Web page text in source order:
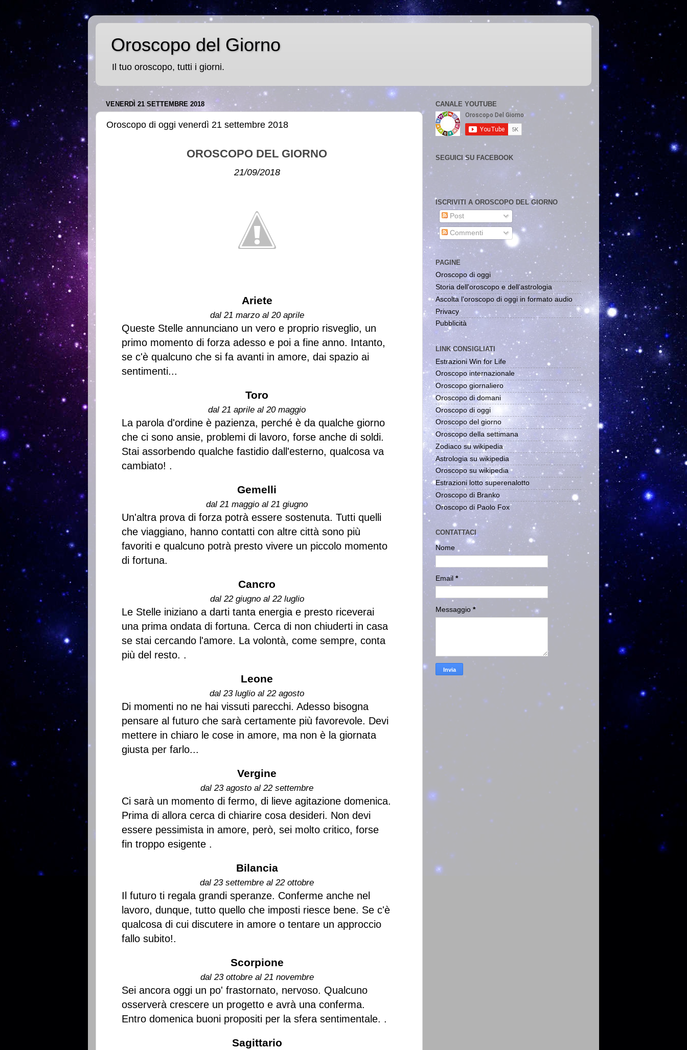
Oroscopo del Giorno
Il tuo oroscopo, tutti i giorni.
VENERDÌ 21 SETTEMBRE 2018
Oroscopo di oggi venerdì 21 settembre 2018
OROSCOPO DEL GIORNO
21/09/2018
Ariete
dal 21 marzo al 20 aprile
Queste Stelle annunciano un vero e proprio risveglio, un
primo momento di forza adesso e poi a fine anno. Intanto,
se c'è qualcuno che si fa avanti in amore, dai spazio ai
sentimenti...
Toro
dal 21 aprile al 20 maggio
La parola d'ordine è pazienza, perché è da qualche giorno
che ci sono ansie, problemi di lavoro, forse anche di soldi.
Stai assorbendo qualche fastidio dall'esterno, qualcosa va
cambiato! .
Gemelli
dal 21 maggio al 21 giugno
Un'altra prova di forza potrà essere sostenuta. Tutti quelli
che viaggiano, hanno contatti con altre città sono più
favoriti e qualcuno potrà presto vivere un piccolo momento
di fortuna.
Cancro
dal 22 giugno al 22 luglio
Le Stelle iniziano a darti tanta energia e presto riceverai
una prima ondata di fortuna. Cerca di non chiuderti in casa
se stai cercando l'amore. La volontà, come sempre, conta
più del resto. .
Leone
dal 23 luglio al 22 agosto
Di momenti no ne hai vissuti parecchi. Adesso bisogna
pensare al futuro che sarà certamente più favorevole. Devi
mettere in chiaro le cose in amore, ma non è la giornata
giusta per farlo...
Vergine
dal 23 agosto al 22 settembre
Ci sarà un momento di fermo, di lieve agitazione domenica.
Prima di allora cerca di chiarire cosa desideri. Non devi
essere pessimista in amore, però, sei molto critico, forse
fin troppo esigente .
Bilancia
dal 23 settembre al 22 ottobre
Il futuro ti regala grandi speranze. Conferme anche nel
lavoro, dunque, tutto quello che imposti riesce bene. Se c'è
qualcosa di cui discutere in amore o tentare un approccio
fallo subito!.
Scorpione
dal 23 ottobre al 21 novembre
Sei ancora oggi un po' frastornato, nervoso. Qualcuno
osserverà crescere un progetto e avrà una conferma.
Entro domenica buoni propositi per la sfera sentimentale. .
Sagittario
CANALE YOUTUBE
SEGUICI SU FACEBOOK
ISCRIVITI A OROSCOPO DEL GIORNO
Post
Commenti
PAGINE
Oroscopo di oggi
Storia dell'oroscopo e dell'astrologia
Ascolta l'oroscopo di oggi in formato audio
Privacy
Pubblicità
LINK CONSIGLIATI
Estrazioni Win for Life
Oroscopo internazionale
Oroscopo giornaliero
Oroscopo di domani
Oroscopo di oggi
Oroscopo del giorno
Oroscopo della settimana
Zodiaco su wikipedia
Astrologia su wikipedia
Oroscopo su wikipedia
Estrazioni lotto superenalotto
Oroscopo di Branko
Oroscopo di Paolo Fox
CONTATTACI
Nome
Email *
Messaggio *